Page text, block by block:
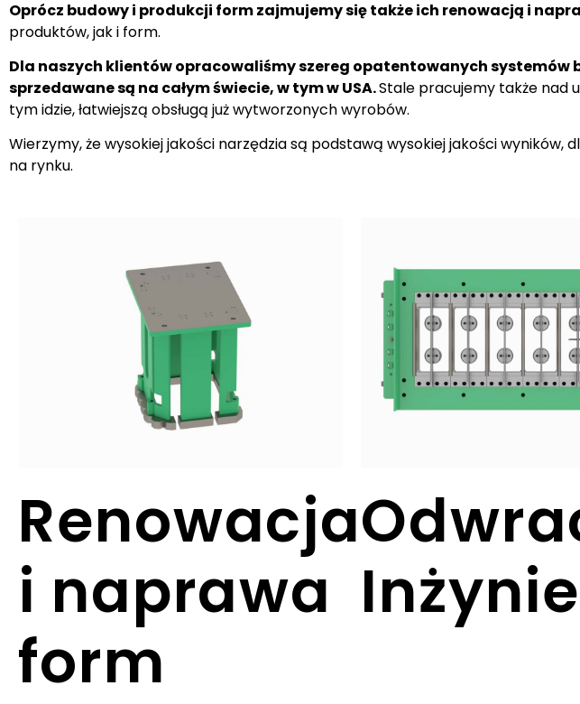
Oprócz budowy i produkcji form zajmujemy się także ich renowacją i
produktów, jak i form.
Dla naszych klientów opracowaliśmy szereg opatentowanych
sprzedawane są na całym świecie, w tym w USA.Stale pracujemy także nad
tym idzie, łatwiejszą obsługą już wytworzonych wyrobów.
Wierzymy, że wysokiej jakości narzędzia są podstawą wysokiej jakości
na rynku.
Renowacja
i naprawa
form